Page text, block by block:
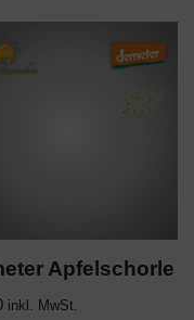
Apfelschorle
inkl. MwSt.